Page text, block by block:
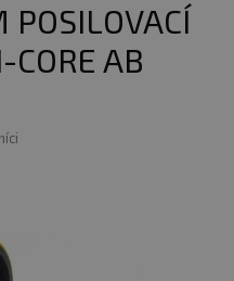
POSILOVACÍ
CORE AB